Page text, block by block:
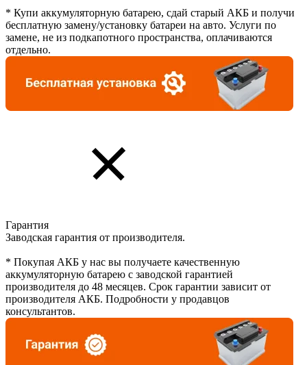
* Купи аккумуляторную батарею, сдай старый АКБ и получи
бесплатную замену/установку батареи на авто. Услуги по
замене, не из подкапотного пространства, оплачиваются
отдельно.
Гарантия
Заводская гарантия от производителя.
* Покупая АКБ у нас вы получаете качественную
аккумуляторную батарею с заводской гарантией
производителя до 48 месяцев. Срок гарантии зависит от
производителя АКБ. Подробности у продавцов
консультантов.